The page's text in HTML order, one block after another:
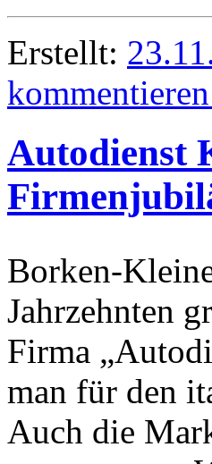
Erstellt:
Autodienst
Borken-
Jahrzehnten
Firma
man für den
Auch die